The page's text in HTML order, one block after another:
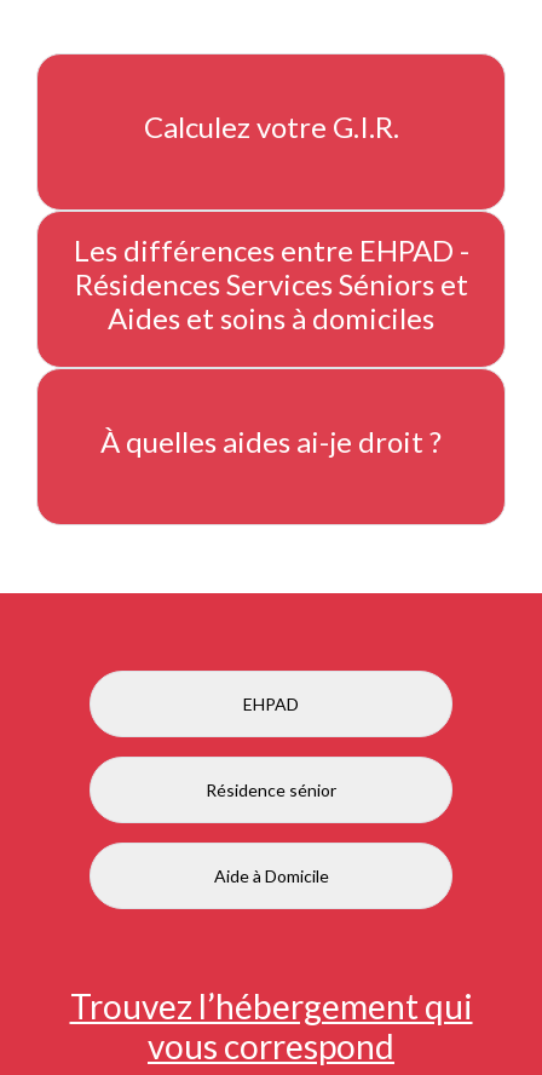
Calculez votre G.I.R.
Les différences entre EHPAD -
Résidences Services Séniors et
Aides et soins à domiciles
À quelles aides ai-je droit ?
EHPAD
Résidence sénior
Aide à Domicile
Trouvez l’hébergement qui
vous correspond